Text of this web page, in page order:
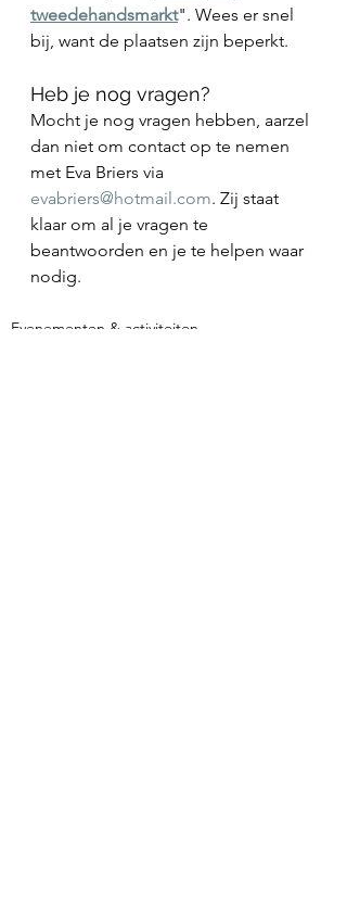
tweedehandsmarkt". Wees er snel
bij, want de plaatsen zijn beperkt.
Heb je nog vragen?
Mocht je nog vragen hebben, aarzel
dan niet om contact op te nemen
met Eva Briers via
evabriers@hotmail.com. Zij staat
klaar om al je vragen te
beantwoorden en je te helpen waar
nodig.
Evenementen & activiteiten